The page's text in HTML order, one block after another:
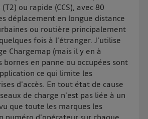
ou rapide (CCS), avec 80
déplacement en longue distance
ou routière principalement
fois à l'étranger. J'utilise
Chargemap (mais il y en à
bornes en panne ou occupées sont
ce qui limite les
d'accès. En tout état de cause
de charge n'est pas liée à un
que toute les marques les